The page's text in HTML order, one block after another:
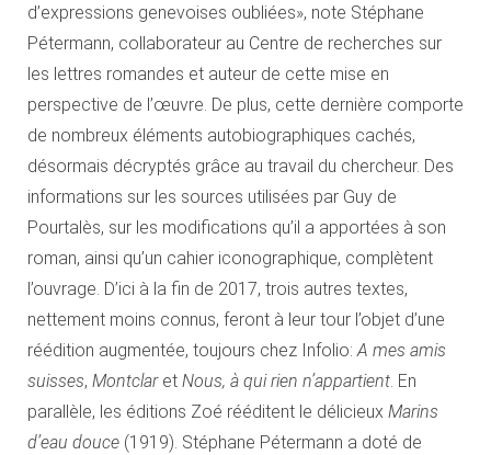
d’expressions genevoises oubliées», note Stéphane
Pétermann, collaborateur au Centre de recherches sur
les lettres romandes et auteur de cette mise en
perspective de l’œuvre. De plus, cette dernière comporte
de nombreux éléments autobiographiques cachés,
désormais décryptés grâce au travail du chercheur. Des
informations sur les sources utilisées par Guy de
Pourtalès, sur les modifications qu’il a apportées à son
roman, ainsi qu’un cahier iconographique, complètent
l’ouvrage. D’ici à la fin de 2017, trois autres textes,
nettement moins connus, feront à leur tour l’objet d’une
réédition augmentée, toujours chez Infolio:A mes amis
suisses, Montclaret Nous, à qui rien n’appartient. En
parallèle, les éditions Zoé rééditent le délicieux Marins
d’eau douce (1919). Stéphane Pétermann a doté de